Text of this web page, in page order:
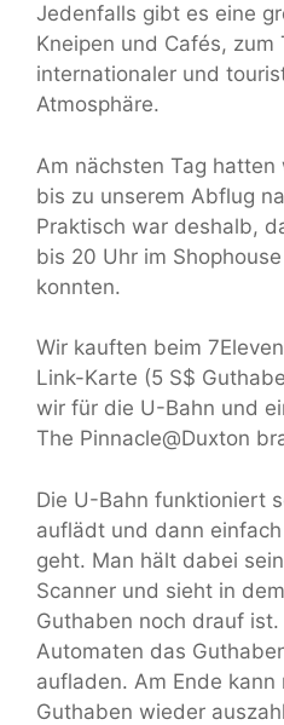
Jedenfalls gibt es eine
Kneipen und Cafés, zum
internationaler und
Atmosphäre.
Am nächsten Tag
bis zu unserem Abflug
Praktisch war deshalb,
bis 20 Uhr im
konnten.
Wir kauften beim
Link-Karte (5 S$
wir für die U-Bahn und
The Pinnacle@Duxton
Die U-Bahn funktioniert
auflädt und dann
geht. Man hält dabei
Scanner und sieht in
Guthaben noch drauf
Automaten das
aufladen. Am Ende kann
Guthaben wieder